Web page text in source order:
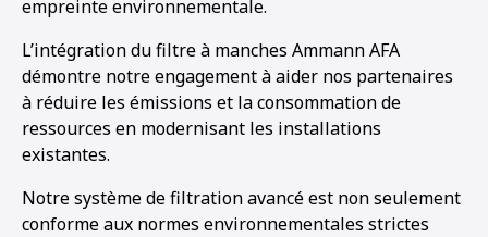
empreinte environnementale.
L’intégration du filtre à manches Ammann AFA
démontre notre engagement à aider nos partenaires
à réduire les émissions et la consommation de
ressources en modernisant les installations
existantes.
Notre système de filtration avancé est non seulement
conforme aux normes environnementales strictes